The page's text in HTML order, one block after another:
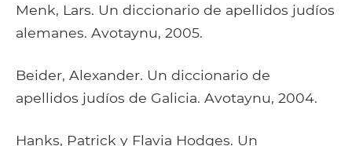
Menk, Lars. Un diccionario de apellidos judíos
alemanes. Avotaynu, 2005.
Beider, Alexander. Un diccionario de
apellidos judíos de Galicia. Avotaynu, 2004.
Hanks, Patrick y Flavia Hodges. Un